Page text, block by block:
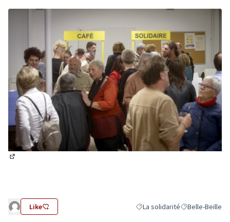
Like Filtrer les résultats de la
La solidaritéFiltrer les
Belle-Beille